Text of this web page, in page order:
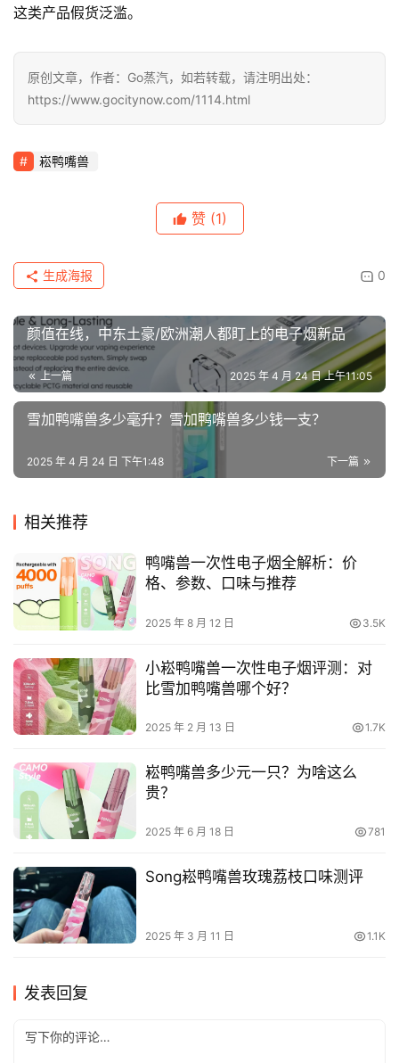
系
这类产品假货泛滥。
原创文章，作者：Go蒸汽，如若转载，请注明出处：
https://www.gocitynow.com/1114.html
崧鸭嘴兽
赞 (1)
0
生成海报
颜值在线，中东土豪/欧洲潮人都盯上的电子烟新品
上一篇 2025 年 4 月 24 日 上午11:05
雪加鸭嘴兽多少毫升？雪加鸭嘴兽多少钱一支？
下一篇
2025 年 4 月 24 日 下午1:48
相关推荐
鸭嘴兽一次性电子烟全解析：价
格、参数、口味与推荐
2025 年 8 月 12 日 3.5K
小崧鸭嘴兽一次性电子烟评测：对
比雪加鸭嘴兽哪个好？
2025 年 2 月 13 日 1.7K
崧鸭嘴兽多少元一只？为啥这么
贵？
2025 年 6 月 18 日 781
Song崧鸭嘴兽玫瑰荔枝口味测评
2025 年 3 月 11 日 1.1K
发表回复